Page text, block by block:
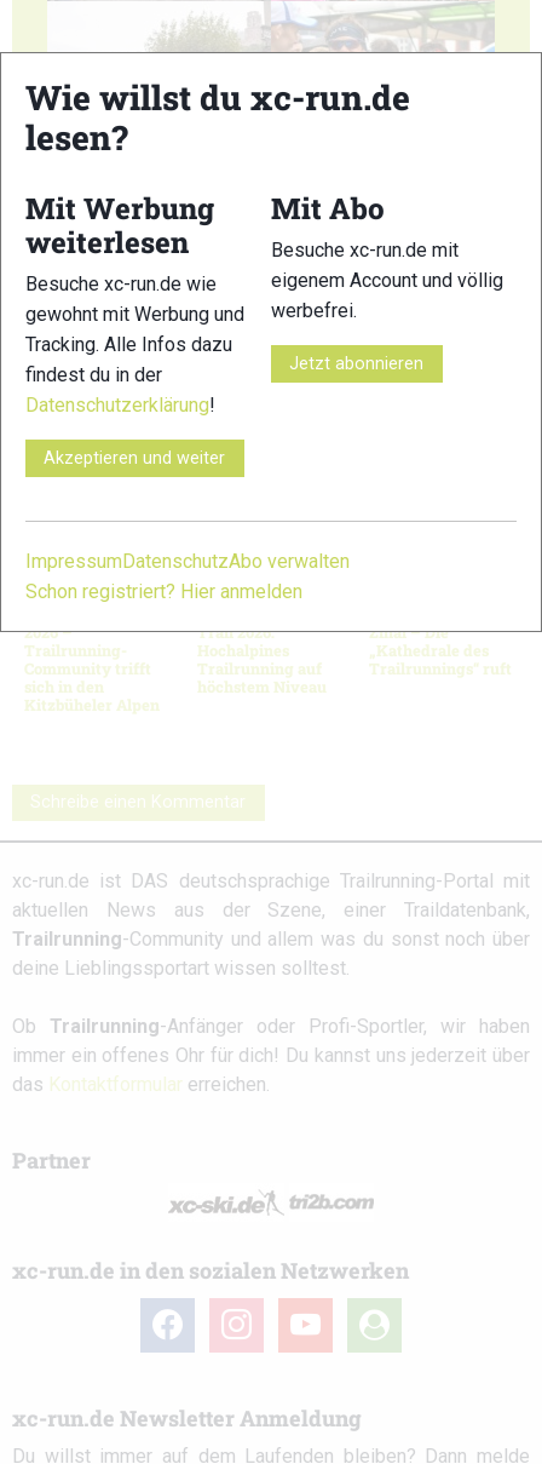
© Bilder 1 - 9: PIX-Sportfotos /Michael Ruffler;
VERWANDTE ARTIKEL
2026 –
Trailrunning-
Community trifft
sich in den
Kitzbüheler Alpen
Trail 2026:
Hochalpines
Trailrunning auf
höchstem Niveau
Zinal – Die
„Kathedrale des
Trailrunnings“ ruft
Schreibe einen Kommentar
xc-run.de ist DAS deutschsprachige Trailrunning-Portal mit
aktuellen News aus der Szene, einer Traildatenbank,
Trailrunning-Community und allem was du sonst noch über
deine Lieblingssportart wissen solltest.
Ob Trailrunning-Anfänger oder Profi-Sportler, wir haben
immer ein offenes Ohr für dich! Du kannst uns jederzeit über
das Kontaktformular erreichen.
Partner
xc-run.de in den sozialen Netzwerken
facebook instagramyoutube
user-
circle
xc-run.de Newsletter Anmeldung
Du willst immer auf dem Laufenden bleiben? Dann melde
Wie willst du xc-run.de
lesen?
Mit Werbung
weiterlesen
Besuche xc-run.de wie
gewohnt mit Werbung und
Tracking. Alle Infos dazu
findest du in der
Datenschutzerklärung!
Akzeptieren und weiter
Mit Abo
Besuche xc-run.de mit
eigenem Account und völlig
werbefrei.
Jetzt abonnieren
ImpressumDatenschutzAbo verwalten
Schon registriert? Hier anmelden